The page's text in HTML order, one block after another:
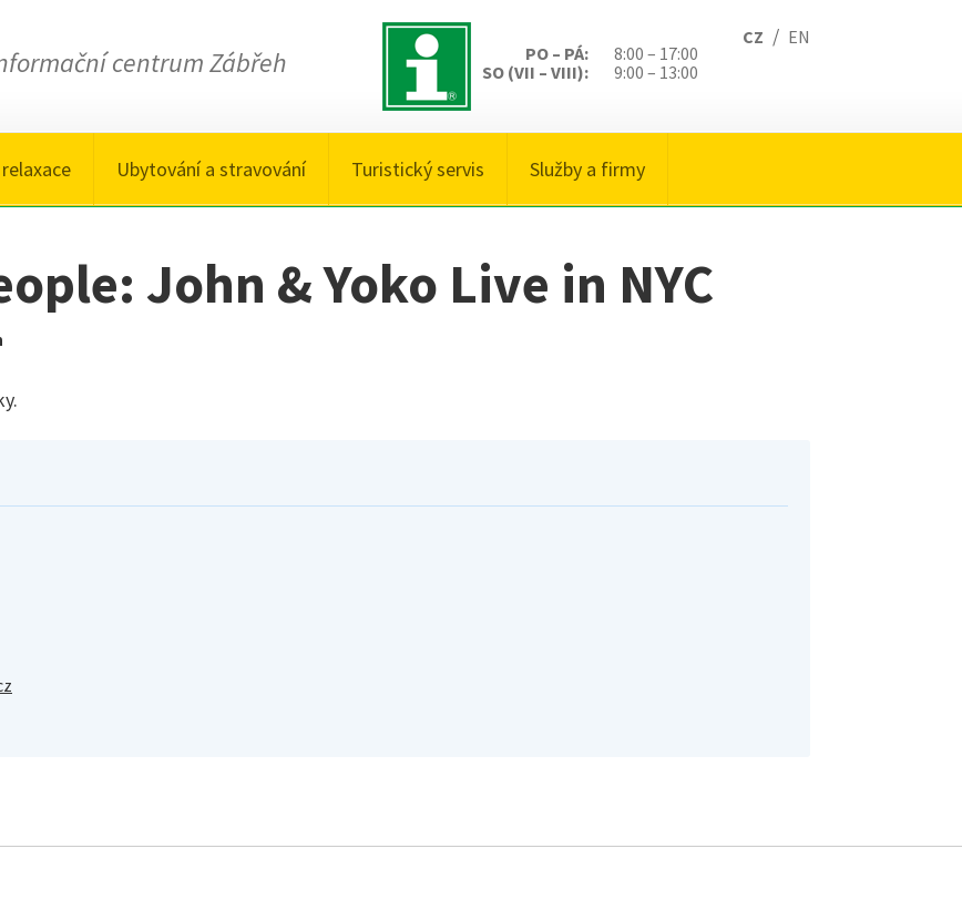
centrum Zábřeh
CZ / EN
PO – PÁ:
8:00 – 17:00
SO (VII – VIII):
9:00 – 13:00
Ubytování a stravování Turistický servis Služby a firmy
John & Yoko Live in NYC